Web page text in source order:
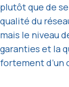
plutôt que de
qualité du
mais le niveau
garanties et la
fortement d’un